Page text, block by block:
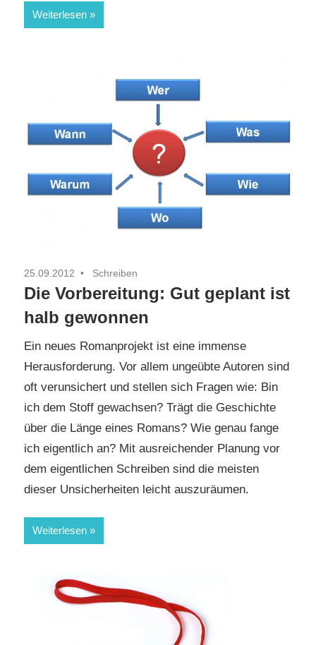
Weiterlesen
25.09.2012 Schreiben
Die Vorbereitung: Gut geplant ist
halb gewonnen
Ein neues Romanprojekt ist eine immense
Herausforderung. Vor allem ungeübte Autoren sind
oft verunsichert und stellen sich Fragen wie: Bin
ich dem Stoff gewachsen? Trägt die Geschichte
über die Länge eines Romans? Wie genau fange
ich eigentlich an? Mit ausreichender Planung vor
dem eigentlichen Schreiben sind die meisten
dieser Unsicherheiten leicht auszuräumen.
Weiterlesen